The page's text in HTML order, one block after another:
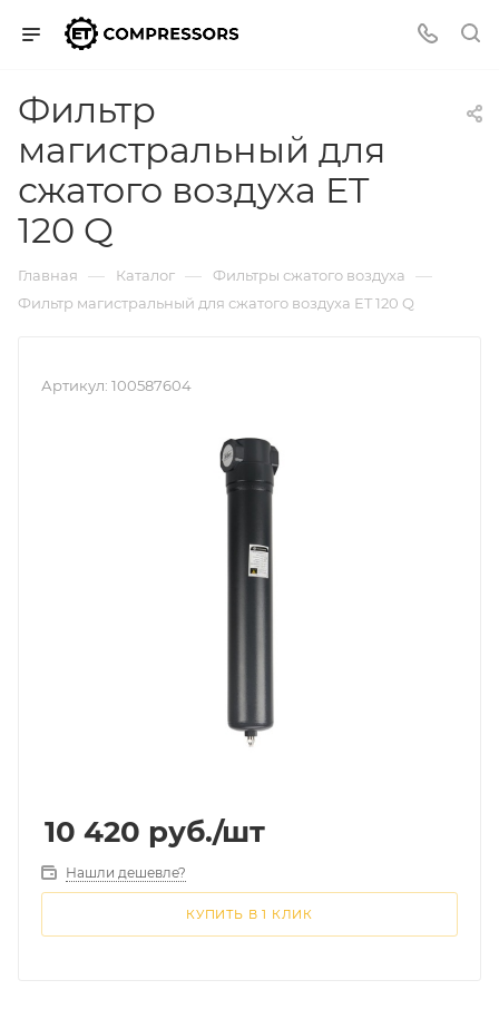
Фильтр
магистральный для
сжатого воздуха ET
120 Q
Главная — Каталог — Фильтры сжатого воздуха —
Фильтр магистральный для сжатого воздуха ET 120 Q
Артикул: 100587604
10 420 руб./шт
Нашли дешевле?
КУПИТЬ В 1 КЛИК